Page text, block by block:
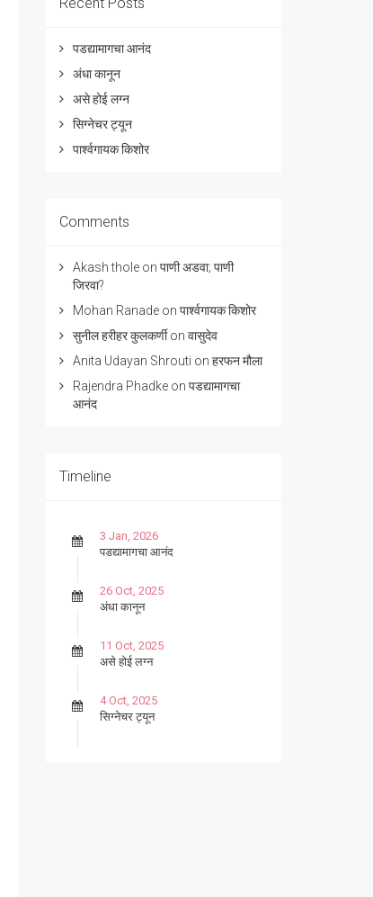
पडद्यामागचा आनंद
अंधा कानून
असे होई लग्न
सिग्नेचर ट्यून
पार्श्वगायक किशोर
Comments
Akash tholeon पाणी अडवा; पाणी
जिरवा?
Mohan Ranadeon पार्श्वगायक किशोर
सुनील हरीहर कुलकर्णीon वासुदेव
Anita Udayan Shrouti on हरफन मौला
Rajendra Phadkeon पडद्यामागचा
आनंद
Timeline
3 Jan, 2026
पडद्यामागचा आनंद
26 Oct, 2025
अंधा कानून
11 Oct, 2025
असे होई लग्न
4 Oct, 2025
सिग्नेचर ट्यून